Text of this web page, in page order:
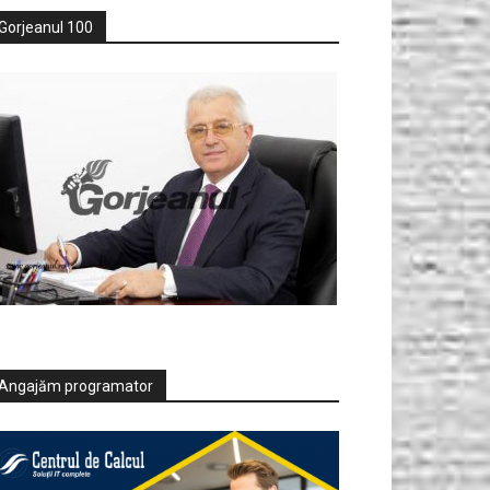
100
programator